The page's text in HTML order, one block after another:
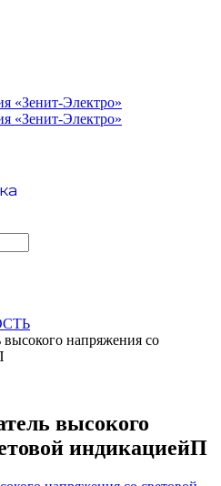
напряжения со
высокого
индикациейП